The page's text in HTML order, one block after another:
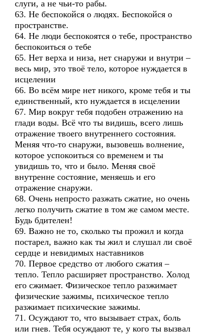
слуги, а не чьи-то рабы.
63. Не беспокойся о людях. Беспокойся о
пространстве.
64. Не люди беспокоятся о тебе, пространство
беспокоиться о тебе
65. Нет верха и низа, нет снаружи и внутри –
весь мир, это твоё тело, которое нуждается в
исцелении
66. Во всём мире нет никого, кроме тебя и ты
единственный, кто нуждается в исцелении
67. Мир вокруг тебя подобен отражению на
глади воды. Всё что ты видишь, всего лишь
отражение твоего внутреннего состояния.
Меняя что-то снаружи, вызовешь волнение,
которое успокоиться со временем и ты
увидишь то, что и было. Меняя своё
внутренне состояние, меняешь и его
отражение снаружи.
68. Очень непросто разжать сжатие, но очень
легко получить сжатие в том же самом месте.
Будь бдителен!
69. Важно не то, сколько ты прожил и когда
постарел, важно как ты жил и слушал ли своё
сердце и невидимых наставников
70. Первое средство от любого сжатия –
тепло. Тепло расширяет пространство. Холод
его сжимает. Физическое тепло разжимает
физические зажимы, психическое тепло
разжимает психические зажимы.
71. Осуждают то, что вызывает страх, боль
или гнев. Тебя осуждают те, у кого ты вызвал